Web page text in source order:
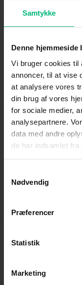
Samtykke
Denne hjemmeside
Vi bruger cookies til
annoncer, til at vise
at analysere vores
din brug af vores
for sociale medier,
analysepartnere.
data med andre
de har indsamlet fra
Nødvendig
Præferencer
Statistik
Marketing
Internet
Produkter
Kundeservice